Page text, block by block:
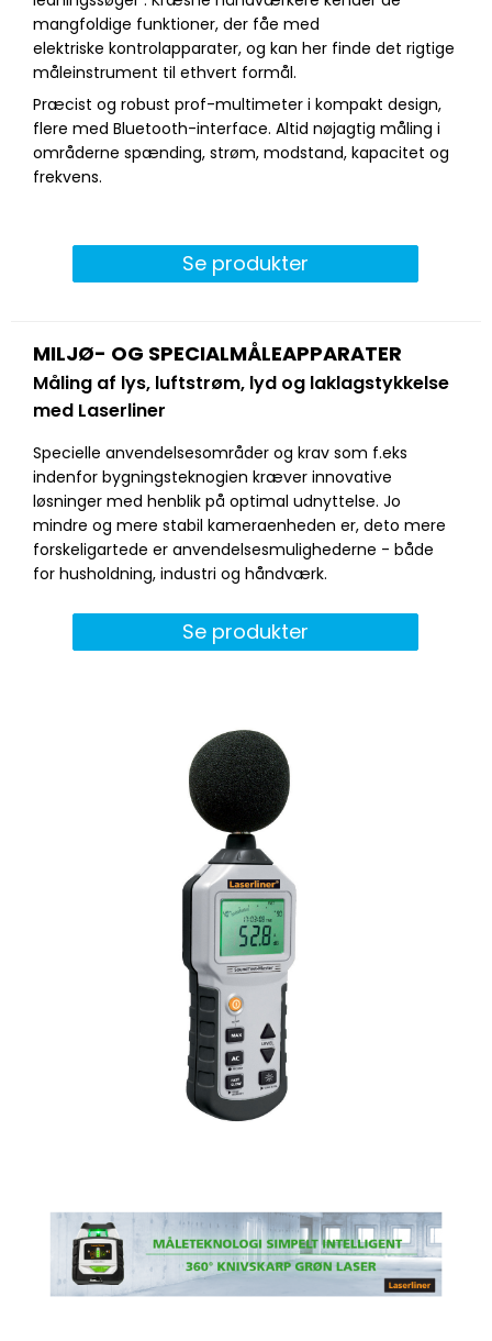
mangfoldige funktioner, der fåe med
elektriske kontrolapparater, og kan her finde det rigtige
måleinstrument til ethvert formål.
Præcist og robust prof-multimeter i kompakt design,
flere med Bluetooth-interface. Altid nøjagtig måling i
områderne spænding, strøm, modstand, kapacitet og
frekvens.
Se produkter
MILJØ- OG SPECIALMÅLEAPPARATER
Måling af lys, luftstrøm, lyd og laklagstykkelse
med Laserliner
Specielle anvendelsesområder og krav som f.eks
indenfor bygningsteknogien kræver innovative
løsninger med henblik på optimal udnyttelse. Jo
mindre og mere stabil kameraenheden er, deto mere
forskeligartede er anvendelsesmulighederne - både
for husholdning, industri og håndværk.
Se produkter